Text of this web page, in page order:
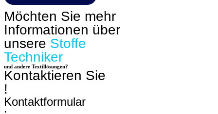
Möchten Sie mehr
Informationen über
unsere Stoffe
Techniker
und andere Textillösungen?
Kontaktieren Sie
!
Kontaktformular